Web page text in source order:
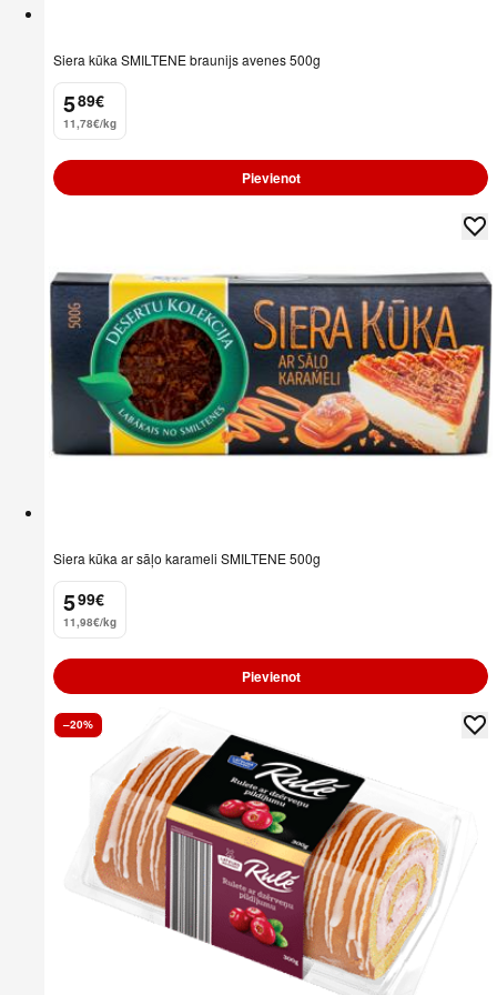
Siera kūka SMILTENE braunijs avenes 500g
5
. 89€
11,78€/kg
Pievienot
Siera kūka ar sāļo karameli SMILTENE 500g
5
. 99€
11,98€/kg
Pievienot
–20%